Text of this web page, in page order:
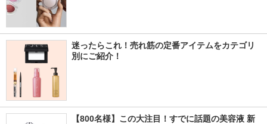
迷ったらこれ！売れ筋の定番アイテムをカテゴリ
別にご紹介！
【800名様】この大注目！すでに話題の美容液 新